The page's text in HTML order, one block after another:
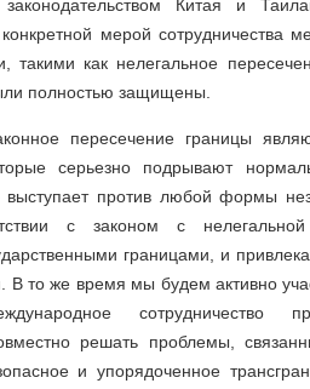
законодательством Китая и
мерой сотрудничества
такими как нелегальное
полностью защищены.
пересечение границы
серьезно подрывают
выступает против любой формы
с законом с
границами, и
В то же время мы будем активно
сотрудничество
решать проблемы,
и упорядоченное